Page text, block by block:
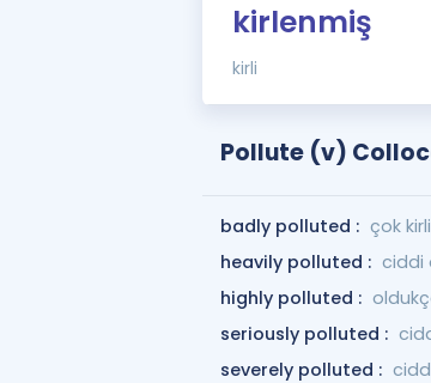
kirlenmiş
kirli
Pollute (v)
badly polluted : çok
heavily polluted : ciddi
highly polluted :
seriously polluted :
severely polluted :